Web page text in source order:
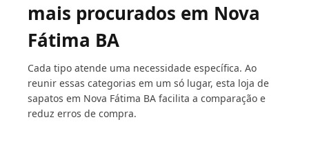
mais procurados em Nova
Fátima BA
Cada tipo atende uma necessidade específica. Ao
reunir essas categorias em um só lugar, esta loja de
sapatos em Nova Fátima BA facilita a comparação e
reduz erros de compra.